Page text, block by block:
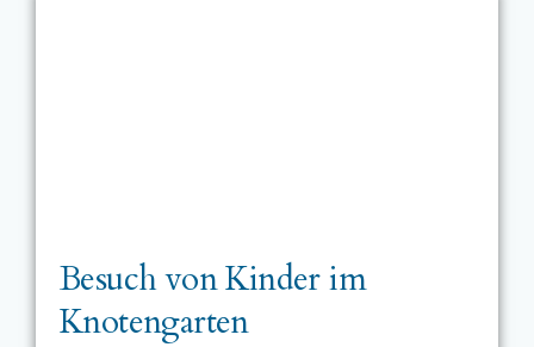
Besuch von Kinder im
Knotengarten